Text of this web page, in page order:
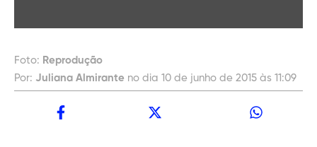
Foto: Reprodução
Por: Juliana Almirante no dia 10 de junho de 2015 às 11:09